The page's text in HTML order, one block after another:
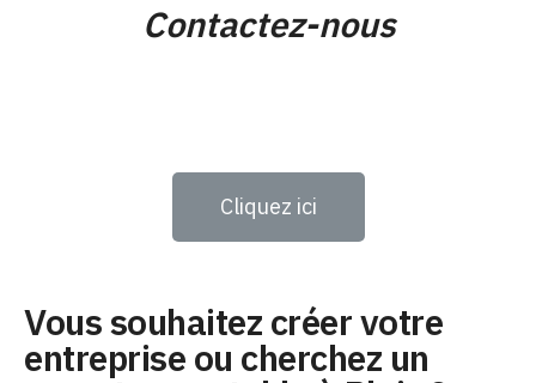
Contactez-nous
Cliquez ici
Vous souhaitez créer votre
entreprise ou cherchez un